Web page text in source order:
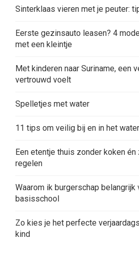
Sinterklaas vieren met je peuter:
Eerste gezinsauto leasen? 4
met een kleintje
Met kinderen naar Suriname, een
vertrouwd voelt
Spelletjes met water
11 tips om veilig bij en in het
Een etentje thuis zonder koken
regelen
Waarom ik burgerschap belangrijk
basisschool
Zo kies je het perfecte
kind